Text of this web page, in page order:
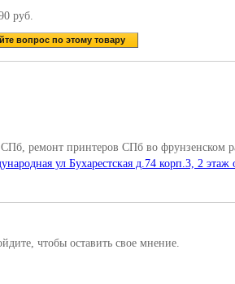
руб.
вопрос по этому товару
ремонт принтеров СПб во фрунзенском
ул Бухарестская д.74 корп.3, 2 этаж
чтобы оставить свое мнение.